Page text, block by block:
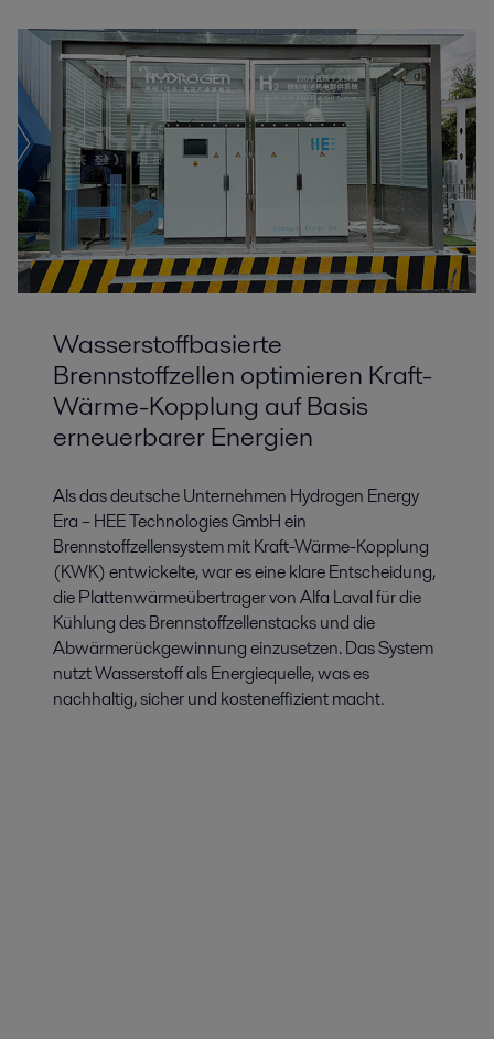
Wasserstoffbasierte
Brennstoffzellen optimieren Kraft-
Wärme-Kopplung auf Basis
erneuerbarer Energien
Als das deutsche Unternehmen Hydrogen Energy
Era – HEE Technologies GmbH ein
Brennstoffzellensystem mit Kraft-Wärme-Kopplung
(KWK) entwickelte, war es eine klare Entscheidung,
die Plattenwärmeübertrager von Alfa Laval für die
Kühlung des Brennstoffzellenstacks und die
Abwärmerückgewinnung einzusetzen. Das System
nutzt Wasserstoff als Energiequelle, was es
nachhaltig, sicher und kosteneffizient macht.